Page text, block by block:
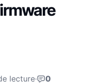
lecture· 0